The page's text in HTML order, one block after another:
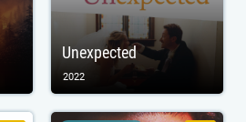
Unexpected
2022